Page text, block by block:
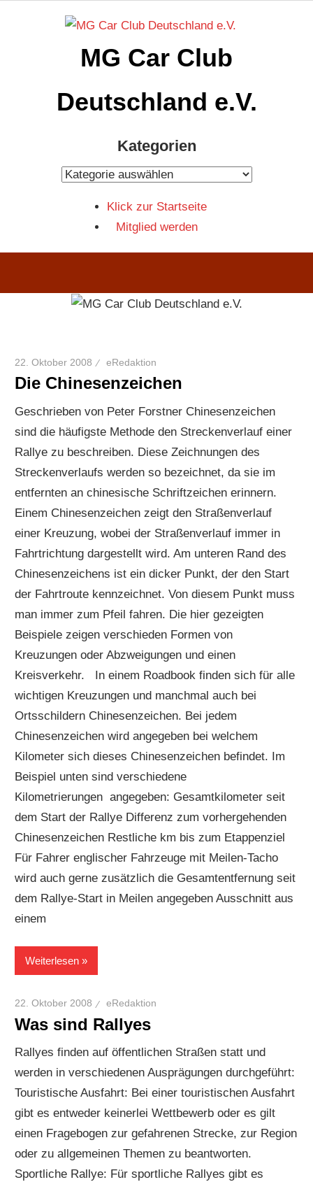
MG Car Club
Deutschland e.V.
Kategorien
Kategorien
Klick zur Startseite
Mitglied werden
22. Oktober 2008 eRedaktion
Die Chinesenzeichen
Geschrieben von Peter Forstner Chinesenzeichen
sind die häufigste Methode den Streckenverlauf einer
Rallye zu beschreiben. Diese Zeichnungen des
Streckenverlaufs werden so bezeichnet, da sie im
entfernten an chinesische Schriftzeichen erinnern.
Einem Chinesenzeichen zeigt den Straßenverlauf
einer Kreuzung, wobei der Straßenverlauf immer in
Fahrtrichtung dargestellt wird. Am unteren Rand des
Chinesenzeichens ist ein dicker Punkt, der den Start
der Fahrtroute kennzeichnet. Von diesem Punkt muss
man immer zum Pfeil fahren. Die hier gezeigten
Beispiele zeigen verschieden Formen von
Kreuzungen oder Abzweigungen und einen
Kreisverkehr. In einem Roadbook finden sich für alle
wichtigen Kreuzungen und manchmal auch bei
Ortsschildern Chinesenzeichen. Bei jedem
Chinesenzeichen wird angegeben bei welchem
Kilometer sich dieses Chinesenzeichen befindet. Im
Beispiel unten sind verschiedene
Kilometrierungen angegeben: Gesamtkilometer seit
dem Start der Rallye Differenz zum vorhergehenden
Chinesenzeichen Restliche km bis zum Etappenziel
Für Fahrer englischer Fahrzeuge mit Meilen-Tacho
wird auch gerne zusätzlich die Gesamtentfernung seit
dem Rallye-Start in Meilen angegeben Ausschnitt aus
einem
Weiterlesen
22. Oktober 2008 eRedaktion
Was sind Rallyes
Rallyes finden auf öffentlichen Straßen statt und
werden in verschiedenen Ausprägungen durchgeführt:
Touristische Ausfahrt: Bei einer touristischen Ausfahrt
gibt es entweder keinerlei Wettbewerb oder es gilt
einen Fragebogen zur gefahrenen Strecke, zur Region
oder zu allgemeinen Themen zu beantworten.
Sportliche Rallye: Für sportliche Rallyes gibt es